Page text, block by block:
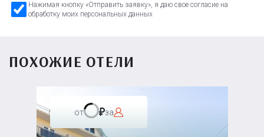
Нажимая кнопку «Отправить заявку», я даю свое согласие на
обработку моих персональных данных
ПОХОЖИЕ ОТЕЛИ
от за